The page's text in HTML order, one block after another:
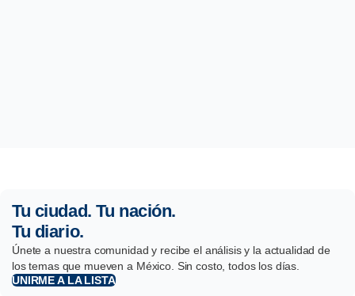
Tu ciudad. Tu nación.
Tu diario.
Únete a nuestra comunidad y recibe el análisis y la actualidad de
los temas que mueven a México. Sin costo, todos los días.
UNIRME A LA LISTA